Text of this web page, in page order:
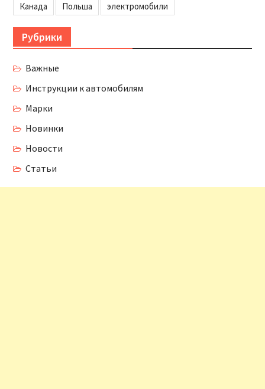
Канада
Польша электромобили
Рубрики
Важные
Инструкции к автомобилям
Марки
Новинки
Новости
Статьи